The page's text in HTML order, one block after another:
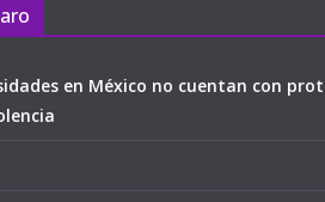
en México no cuentan con